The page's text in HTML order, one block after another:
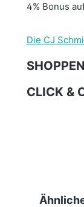
4% Bonus
Die CJ
CLICK &